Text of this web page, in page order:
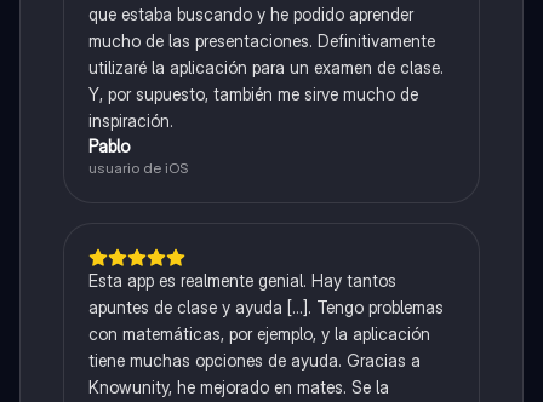
que estaba buscando y he podido aprender
mucho de las presentaciones. Definitivamente
utilizaré la aplicación para un examen de clase.
Y, por supuesto, también me sirve mucho de
inspiración.
Pablo
usuario de iOS
Esta app es realmente genial. Hay tantos
apuntes de clase y ayuda [...]. Tengo problemas
con matemáticas, por ejemplo, y la aplicación
tiene muchas opciones de ayuda. Gracias a
Knowunity, he mejorado en mates. Se la